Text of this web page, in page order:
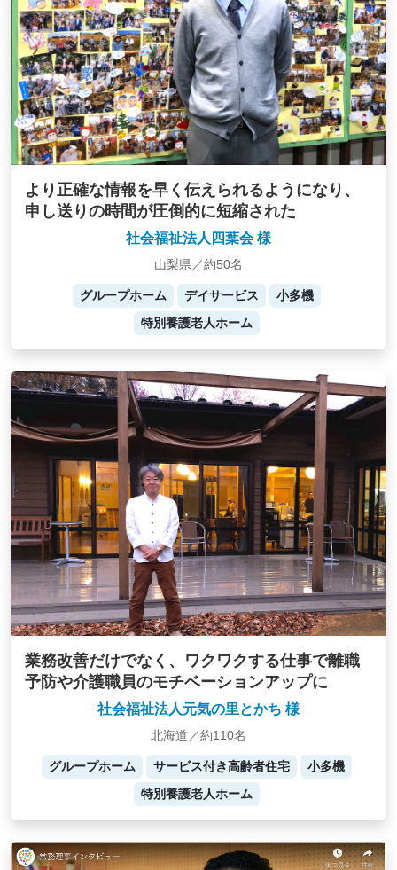
より正確な情報を早く伝えられるようになり、
申し送りの時間が圧倒的に短縮された
社会福祉法人四葉会 様
山梨県／約50名
グループホーム デイサービス
小多機
特別養護老人ホーム
業務改善だけでなく、ワクワクする仕事で離職
予防や介護職員のモチベーションアップに
社会福祉法人元気の里とかち 様
北海道／約110名
グループホーム サービス付き高齢者住宅
小多機
特別養護老人ホーム